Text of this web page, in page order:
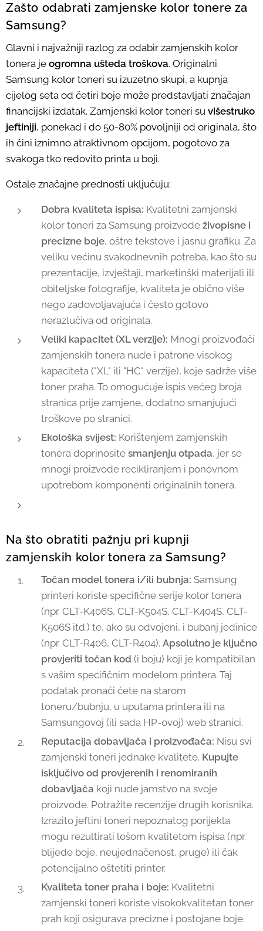
Zašto odabrati zamjenske kolor tonere za
Samsung?
Glavni i najvažniji razlog za odabir zamjenskih kolor
tonera je ogromna ušteda troškova. Originalni
Samsung kolor toneri su izuzetno skupi, a kupnja
cijelog seta od četiri boje može predstavljati značajan
financijski izdatak. Zamjenski kolor toneri su višestruko
jeftiniji, ponekad i do 50-80% povoljniji od originala, što
ih čini iznimno atraktivnom opcijom, pogotovo za
svakoga tko redovito printa u boji.
Ostale značajne prednosti uključuju:
Dobra kvaliteta ispisa: Kvalitetni zamjenski
kolor toneri za Samsung proizvode živopisne i
precizne boje, oštre tekstove i jasnu grafiku. Za
veliku većinu svakodnevnih potreba, kao što su
prezentacije, izvještaji, marketinški materijali ili
obiteljske fotografije, kvaliteta je obično više
nego zadovoljavajuća i često gotovo
nerazlučiva od originala.
Veliki kapacitet (XL verzije): Mnogi proizvođači
zamjenskih tonera nude i patrone visokog
kapaciteta ("XL" ili "HC" verzije), koje sadrže više
toner praha. To omogućuje ispis većeg broja
stranica prije zamjene, dodatno smanjujući
troškove po stranici.
Ekološka svijest: Korištenjem zamjenskih
tonera doprinosite smanjenju otpada, jer se
mnogi proizvode recikliranjem i ponovnom
upotrebom komponenti originalnih tonera.
Na što obratiti pažnju pri kupnji
zamjenskih kolor tonera za Samsung?
Točan model tonera i/ili bubnja: Samsung
printeri koriste specifične serije kolor tonera
(npr. CLT-K406S, CLT-K504S, CLT-K404S, CLT-
K506S itd.) te, ako su odvojeni, i bubanj jedinice
(npr. CLT-R406, CLT-R404). Apsolutno je ključno
provjeriti točan kod (i boju) koji je kompatibilan
s vašim specifičnim modelom printera. Taj
podatak pronaći ćete na starom
toneru/bubnju, u uputama printera ili na
Samsungovoj (ili sada HP-ovoj) web stranici.
Reputacija dobavljača i proizvođača: Nisu svi
zamjenski toneri jednake kvalitete. Kupujte
isključivo od provjerenih i renomiranih
dobavljača koji nude jamstvo na svoje
proizvode. Potražite recenzije drugih korisnika.
Izrazito jeftini toneri nepoznatog porijekla
mogu rezultirati lošom kvalitetom ispisa (npr.
blijede boje, neujednačenost, pruge) ili čak
potencijalno oštetiti printer.
Kvaliteta toner praha i boje: Kvalitetni
zamjenski toneri koriste visokokvalitetan toner
prah koji osigurava precizne i postojane boje.